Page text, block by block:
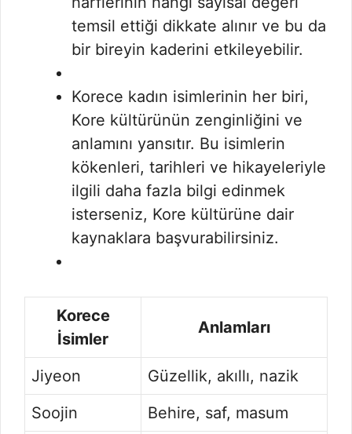
temsil ettiği dikkate alınır ve bu da
bir bireyin kaderini etkileyebilir.
Korece kadın isimlerinin her biri,
Kore kültürünün zenginliğini ve
anlamını yansıtır. Bu isimlerin
kökenleri, tarihleri ve hikayeleriyle
ilgili daha fazla bilgi edinmek
isterseniz, Kore kültürüne dair
kaynaklara başvurabilirsiniz.
Korece
İsimler
Anlamları
Jiyeon
Güzellik, akıllı, nazik
Soojin
Behire, saf, masum